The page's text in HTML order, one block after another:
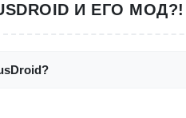
И ЕГО МОД?!